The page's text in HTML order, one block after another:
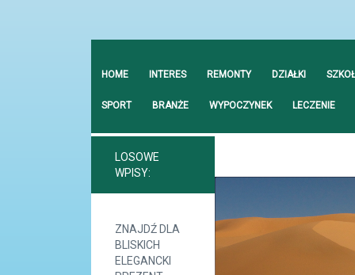
HOME INTERES REMONTY DZIAŁKI
SPORT BRANŻE WYPOCZYNEK LECZENIE
LOSOWE
WPISY:
ZNAJDŹ DLA
BLISKICH
ELEGANCKI